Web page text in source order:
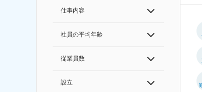
仕事内容
社員の平均年齢
従業員数
設立